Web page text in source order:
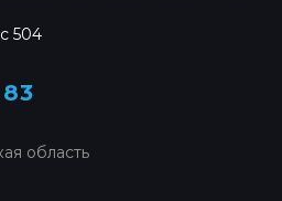
504
область